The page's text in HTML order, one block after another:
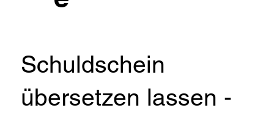
Schuldschein
übersetzen lassen -